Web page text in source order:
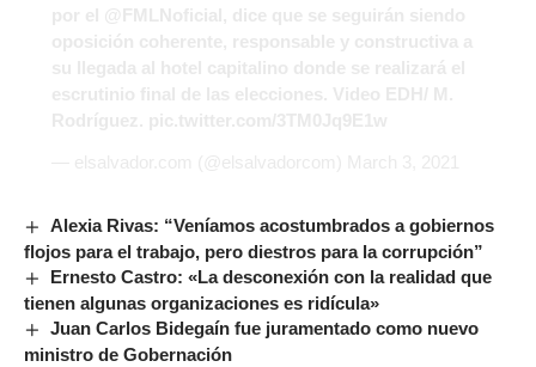
Alexia Rivas: “Veníamos acostumbrados a gobiernos
flojos para el trabajo, pero diestros para la corrupción”
Ernesto Castro: «La desconexión con la realidad que
tienen algunas organizaciones es ridícula»
Juan Carlos Bidegaín fue juramentado como nuevo
ministro de Gobernación